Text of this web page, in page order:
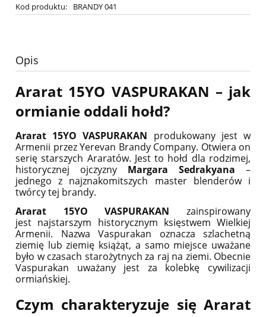
Kod produktu: BRANDY 041
Opis
Ararat 15YO VASPURAKAN – jak
ormianie oddali hołd?
Ararat 15YO VASPURAKAN produkowany jest w
Armenii przez Yerevan Brandy Company. Otwiera on
serię starszych Araratów. Jest to hołd dla rodzimej,
historycznej ojczyzny Margara Sedrakyana –
jednego z najznakomitszych master blenderów i
twórcy tej brandy.
Ararat 15YO VASPURAKAN zainspirowany
jest najstarszym historycznym księstwem Wielkiej
Armenii. Nazwa Vaspurakan oznacza szlachetną
ziemię lub ziemię książąt, a samo miejsce uważane
było w czasach starożytnych za raj na ziemi. Obecnie
Vaspurakan uważany jest za kolebkę cywilizacji
ormiańskiej.
Czym charakteryzuje się Ararat